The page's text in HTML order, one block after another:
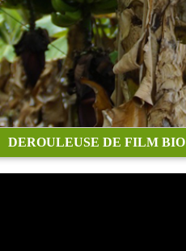
DEROULEUSE DE FILM BIO